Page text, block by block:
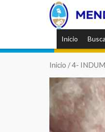
Inicio
Inicio /4-